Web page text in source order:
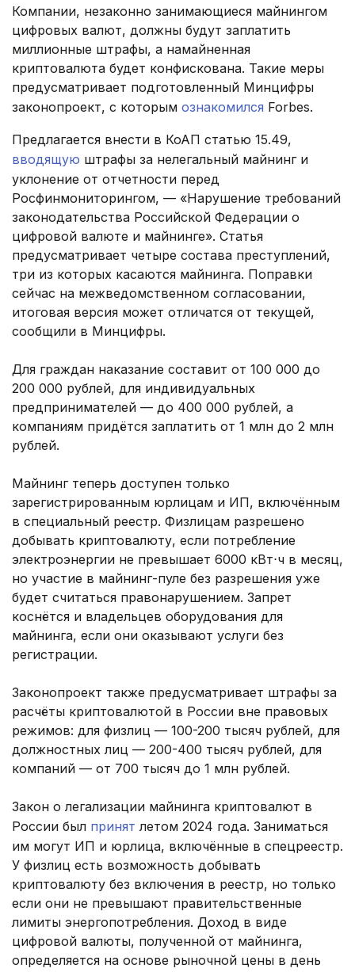
Компании, незаконно занимающиеся майнингом
цифровых валют, должны будут заплатить
миллионные штрафы, а намайненная
криптовалюта будет конфискована. Такие меры
предусматривает подготовленный Минцифры
законопроект, с которым ознакомился Forbes.
Предлагается внести в КоАП статью 15.49,
вводящую штрафы за нелегальный майнинг и
уклонение от отчетности перед
Росфинмониторингом, — «Нарушение требований
законодательства Российской Федерации о
цифровой валюте и майнинге». Статья
предусматривает четыре состава преступлений,
три из которых касаются майнинга. Поправки
сейчас на межведомственном согласовании,
итоговая версия может отличатся от текущей,
сообщили в Минцифры.
Для граждан наказание составит от 100 000 до
200 000 рублей, для индивидуальных
предпринимателей — до 400 000 рублей, а
компаниям придётся заплатить от 1 млн до 2 млн
рублей.
Майнинг теперь доступен только
зарегистрированным юрлицам и ИП, включённым
в специальный реестр. Физлицам разрешено
добывать криптовалюту, если потребление
электроэнергии не превышает 6000 кВт⋅ч в месяц,
но участие в майнинг-пуле без разрешения уже
будет считаться правонарушением. Запрет
коснётся и владельцев оборудования для
майнинга, если они оказывают услуги без
регистрации.
Законопроект также предусматривает штрафы за
расчёты криптовалютой в России вне правовых
режимов: для физлиц — 100-200 тысяч рублей, для
должностных лиц — 200-400 тысяч рублей, для
компаний — от 700 тысяч до 1 млн рублей.
Закон о легализации майнинга криптовалют в
России был принят летом 2024 года. Заниматься
им могут ИП и юрлица, включённые в спецреестр.
У физлиц есть возможность добывать
криптовалюту без включения в реестр, но только
если они не превышают правительственные
лимиты энергопотребления. Доход в виде
цифровой валюты, полученной от майнинга,
определяется на основе рыночной цены в день